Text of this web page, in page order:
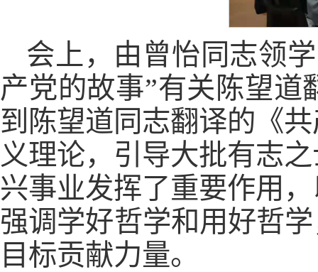
会上，由曾怡同志领
产党的故事”有关陈望
到陈望道同志翻译的《
义理论，引导大批有志
兴事业发挥了重要作用
强调学好哲学和用好哲
目标贡献力量。